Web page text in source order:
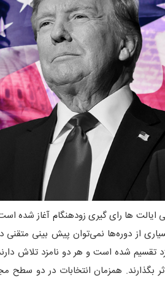
ایالت ها رای گیری زودهنگام آغاز شده
از دوره‌ها نمی‌توان پیش بینی متقنی
تقسیم شده است و هر دو نامزد تلاش
بگذارند. همزمان انتخابات در دو سطح